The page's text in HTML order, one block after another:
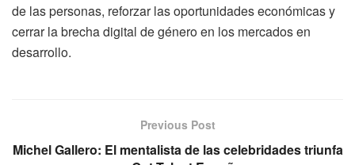
de las personas, reforzar las oportunidades económicas y
cerrar la brecha digital de género en los mercados en
desarrollo.
Previous Post
Michel Gallero: El mentalista de las celebridades triunfa